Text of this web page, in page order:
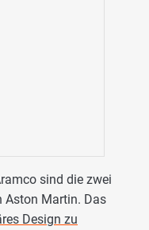
sind die zwei
Aston Martin. Das
Design zu